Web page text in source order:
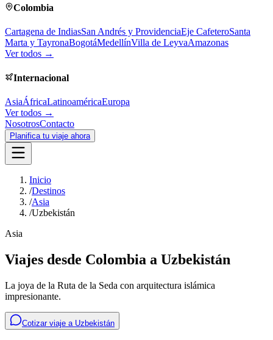
Colombia
Cartagena de IndiasSan Andrés y ProvidenciaEje CafeteroSanta
Marta y TayronaBogotáMedellínVilla de LeyvaAmazonas
Ver todos →
Internacional
AsiaÁfricaLatinoaméricaEuropa
Ver todos →
NosotrosContacto
Planifica tu viaje ahora
Inicio
/Destinos
/Asia
/Uzbekistán
Asia
Viajes desde Colombia a Uzbekistán
La joya de la Ruta de la Seda con arquitectura islámica
impresionante.
Cotizar viaje a Uzbekistán